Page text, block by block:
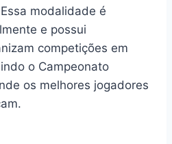
modalidade é
e possui
competições em
o Campeonato
os melhores jogadores